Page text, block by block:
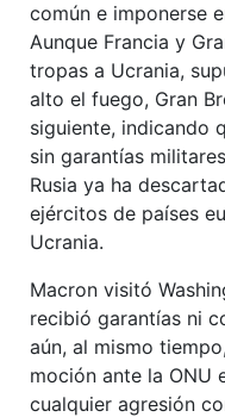
común e imponerse
Aunque Francia y
tropas a Ucrania,
alto el fuego, Gran
siguiente, indicando
sin garantías
Rusia ya ha
ejércitos de países
Ucrania.
Macron visitó
recibió garantías ni
aún, al mismo
moción ante la ONU
cualquier agresión